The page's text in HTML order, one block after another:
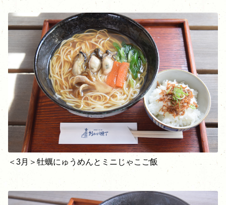
＜3月＞牡蠣にゅうめんとミニじゃこご飯